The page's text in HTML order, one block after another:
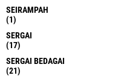
SEIRAMPAH
(1)
SERGAI
(17)
SERGAI BEDAGAI
(21)